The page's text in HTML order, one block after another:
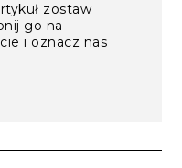
zostaw
go na
i oznacz nas